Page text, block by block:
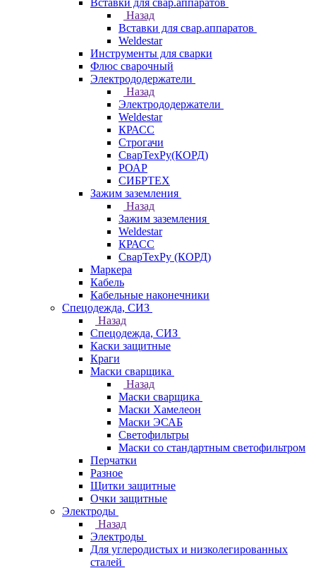
Вставки для свар.аппаратов
Назад
Вставки для свар.аппаратов
Weldestar
Инструменты для сварки
Флюс сварочный
Электрододержатели
Назад
Электрододержатели
Weldestar
КРАСС
Строгачи
СварТехРу(КОРД)
РОАР
СИБРТЕХ
Зажим заземления
Назад
Зажим заземления
Weldestar
КРАСС
СварТехРу (КОРД)
Маркера
Кабель
Кабельные наконечники
Спецодежда, СИЗ
Назад
Спецодежда, СИЗ
Каски защитные
Краги
Маски сварщика
Назад
Маски сварщика
Маски Хамелеон
Маски ЭСАБ
Светофильтры
Маски со стандартным светофильтром
Перчатки
Разное
Щитки защитные
Очки защитные
Электроды
Назад
Электроды
Для углеродистых и низколегированных
сталей